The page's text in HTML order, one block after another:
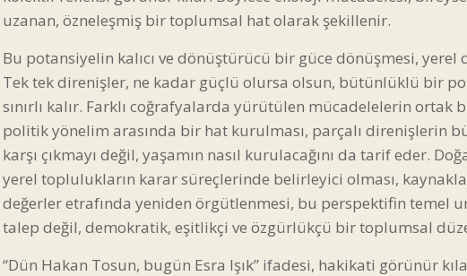
uzanan, özneleşmiş bir toplumsal hat olarak şekillenir.
Bu potansiyelin kalıcı ve dönüştürücü bir güce dönüşmesi, yerel
Tek tek direnişler, ne kadar güçlü olursa olsun, bütünlüklü bir
sınırlı kalır. Farklı coğrafyalarda yürütülen mücadelelerin ortak
politik yönelim arasında bir hat kurulması, parçalı direnişlerin
karşı çıkmayı değil, yaşamın nasıl kurulacağını da tarif eder.
yerel toplulukların karar süreçlerinde belirleyici olması,
değerler etrafında yeniden örgütlenmesi, bu perspektifin temel
talep değil, demokratik, eşitlikçi ve özgürlükçü bir toplumsal
“Dün Hakan Tosun, bugün Esra Işık” ifadesi, hakikati görünür